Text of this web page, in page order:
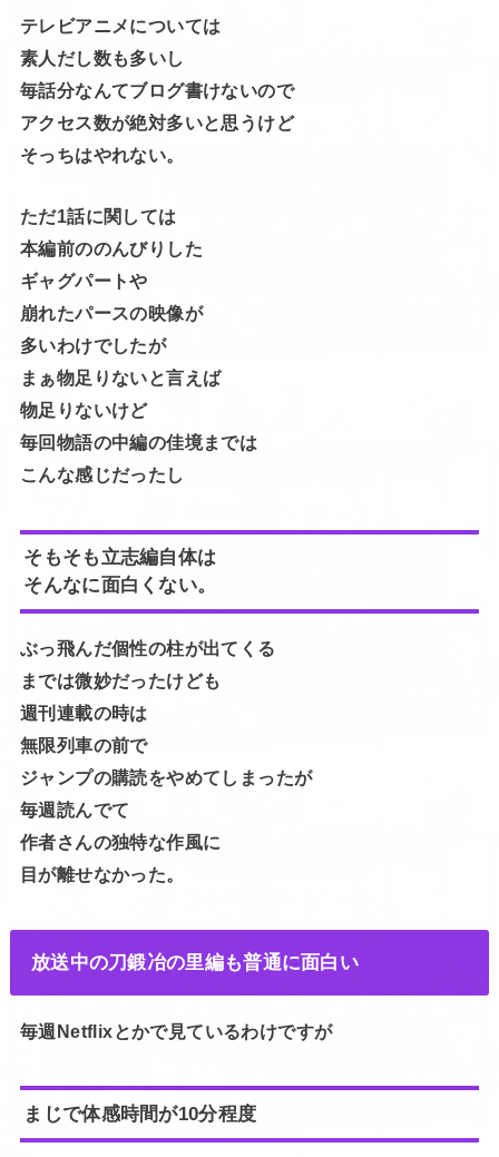
テレビアニメについては
素人だし数も多いし
毎話分なんてブログ書けないので
アクセス数が絶対多いと思うけど
そっちはやれない。
ただ1話に関しては
本編前ののんびりした
ギャグパートや
崩れたパースの映像が
多いわけでしたが
まぁ物足りないと言えば
物足りないけど
毎回物語の中編の佳境までは
こんな感じだったし
そもそも立志編自体は
そんなに面白くない。
ぶっ飛んだ個性の柱が出てくる
までは微妙だったけども
週刊連載の時は
無限列車の前で
ジャンプの購読をやめてしまったが
毎週読んでて
作者さんの独特な作風に
目が離せなかった。
放送中の刀鍛冶の里編も普通に面白い
毎週Netflixとかで見ているわけですが
まじで体感時間が10分程度